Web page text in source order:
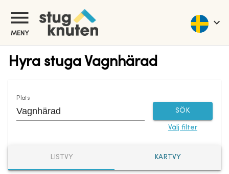
MENY
Hyra stuga Vagnhärad
Plats
SÖK
Välj filter
LISTVY KARTVY